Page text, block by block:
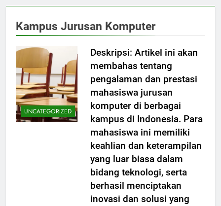
Kampus Jurusan Komputer
UNCATEGORIZED
Deskripsi: Artikel ini akan
membahas tentang
pengalaman dan prestasi
mahasiswa jurusan
komputer di berbagai
kampus di Indonesia. Para
mahasiswa ini memiliki
keahlian dan keterampilan
yang luar biasa dalam
bidang teknologi, serta
berhasil menciptakan
inovasi dan solusi yang